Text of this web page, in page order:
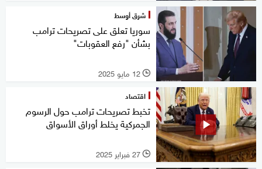
شرق أوسط
سوريا تعلق على تصريحات ترامب
بشأن "رفع العقوبات"
l 12 مايو 2025
اقتصاد
تخبط تصريحات ترامب حول الرسوم
الجمركية يخلط أوراق الأسواق
l 27 فبراير 2025